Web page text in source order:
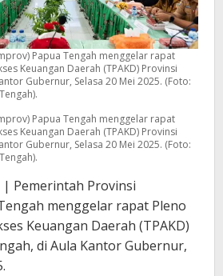
Papua Tengah menggelar rapat
Keuangan Daerah (TPAKD) Provinsi
Gubernur, Selasa 20 Mei 2025. (Foto:
Papua Tengah menggelar rapat
Keuangan Daerah (TPAKD) Provinsi
Gubernur, Selasa 20 Mei 2025. (Foto:
| Pemerintah Provinsi
menggelar rapat Pleno
Keuangan Daerah (TPAKD)
di Aula Kantor Gubernur,